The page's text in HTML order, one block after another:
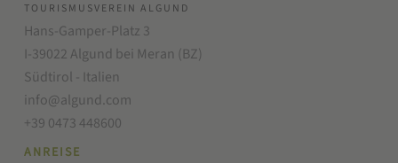
TOURISMUSVEREIN ALGUND
Hans-Gamper-Platz 3
I-39022 Algund bei Meran (BZ)
Südtirol - Italien
info@algund.com
+39 0473 448600
ANREISE